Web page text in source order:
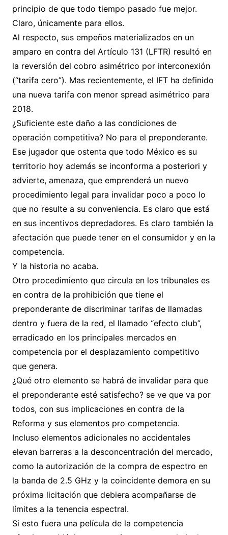
principio de que todo tiempo pasado fue mejor.
Claro, únicamente para ellos.
Al respecto, sus empeños materializados en un
amparo en contra del Artículo 131 (LFTR) resultó en
la reversión del cobro asimétrico por interconexión
(“tarifa cero”). Mas recientemente, el IFT ha definido
una nueva tarifa con menor spread asimétrico para
2018.
¿Suficiente este daño a las condiciones de
operación competitiva? No para el preponderante.
Ese jugador que ostenta que todo México es su
territorio hoy además se inconforma a posteriori y
advierte, amenaza, que emprenderá un nuevo
procedimiento legal para invalidar poco a poco lo
que no resulte a su conveniencia. Es claro que está
en sus incentivos depredadores. Es claro también la
afectación que puede tener en el consumidor y en la
competencia.
Y la historia no acaba.
Otro procedimiento que circula en los tribunales es
en contra de la prohibición que tiene el
preponderante de discriminar tarifas de llamadas
dentro y fuera de la red, el llamado “efecto club”,
erradicado en los principales mercados en
competencia por el desplazamiento competitivo
que genera.
¿Qué otro elemento se habrá de invalidar para que
el preponderante esté satisfecho? se ve que va por
todos, con sus implicaciones en contra de la
Reforma y sus elementos pro competencia.
Incluso elementos adicionales no accidentales
elevan barreras a la desconcentración del mercado,
como la autorización de la compra de espectro en
la banda de 2.5 GHz y la coincidente demora en su
próxima licitación que debiera acompañarse de
límites a la tenencia espectral.
Si esto fuera una película de la competencia